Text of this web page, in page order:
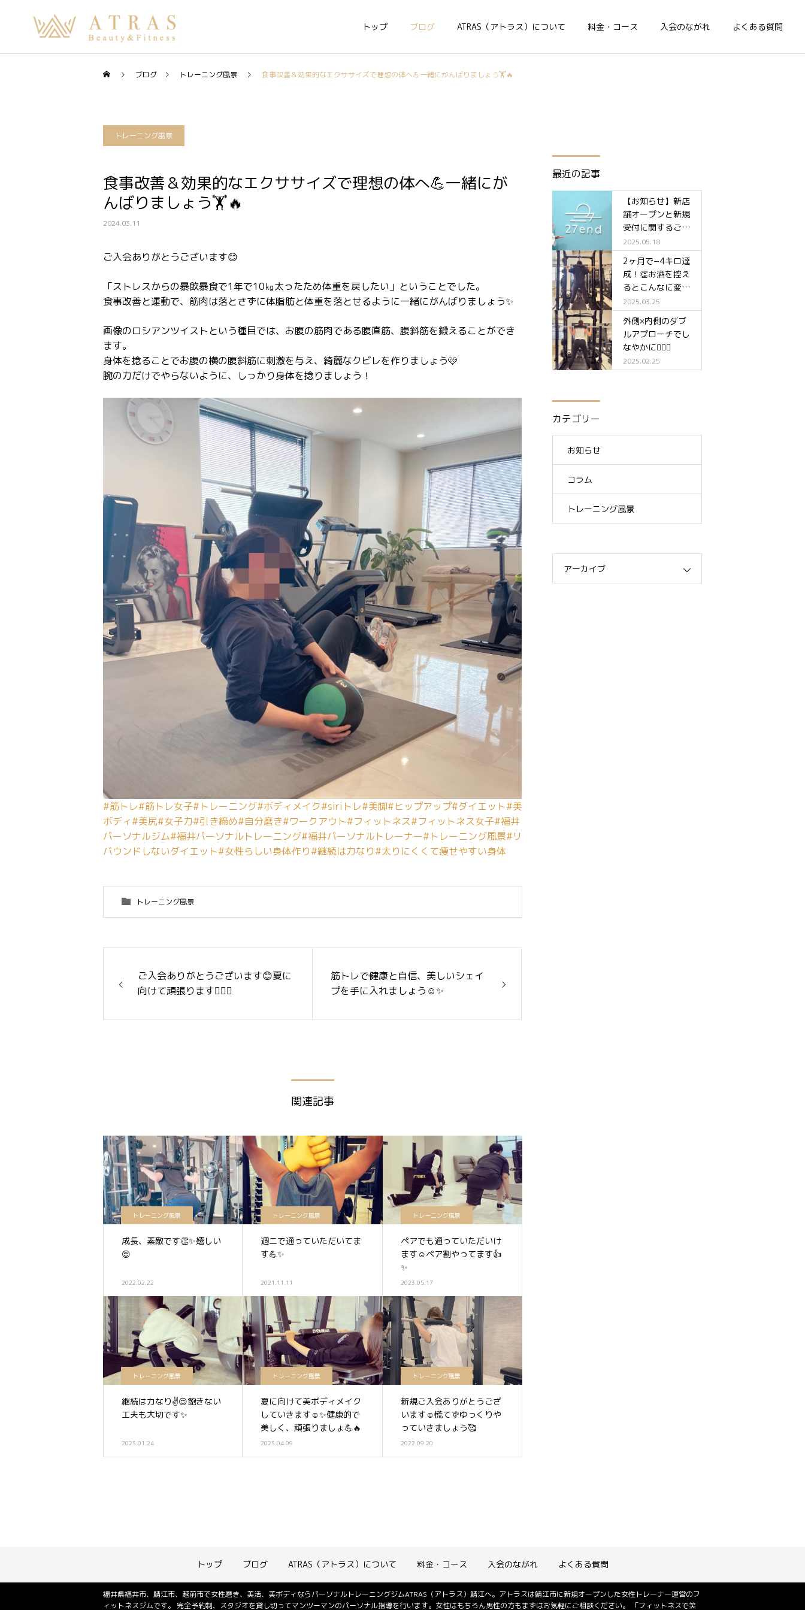
トップ ブログ ATRAS（アトラス）について 料金・コース 入会のながれ よくある質問
ブログ トレーニング風景 食事改善＆効果的なエクササイズで理想の体へ💪一緒にがんばりましょう🏋️🔥
トレーニング風景
食事改善＆効果的なエクササイズで理想の体へ💪一緒にが
んばりましょう🏋️🔥
2024.03.11
ご入会ありがとうございます😊
「ストレスからの暴飲暴食で1年で10㎏太ったため体重を戻したい」ということでした。
食事改善と運動で、筋肉は落とさずに体脂肪と体重を落とせるように一緒にがんばりましょう✨
画像のロシアンツイストという種目では、お腹の筋肉である腹直筋、腹斜筋を鍛えることができ
ます。
身体を捻ることでお腹の横の腹斜筋に刺激を与え、綺麗なクビレを作りましょう🩷
腕の力だけでやらないように、しっかり身体を捻りましょう！
#筋トレ#筋トレ女子#トレーニング#ボディメイク#siriトレ#美脚#ヒップアップ#ダイエット#美
ボディ#美尻#女子力#引き締め#自分磨き#ワークアウト#フィットネス#フィットネス女子#福井
パーソナルジム#福井パーソナルトレーニング#福井パーソナルトレーナー#トレーニング風景#リ
バウンドしないダイエット#女性らしい身体作り#継続は力なり#太りにくくて痩せやすい身体
トレーニング風景
ご入会ありがとうございます😊夏に
向けて頑張ります🏋️‍♀️✨
筋トレで健康と自信、美しいシェイ
プを手に入れましょう☺️✨
関連記事
トレーニング風景
成長、素敵です👏✨嬉しい
😌
2022.02.22
トレーニング風景
週二で通っていただいてま
す💪✨
2021.11.11
トレーニング風景
ペアでも通っていただいけ
ます☺️ペア割やってます👍
✨
2023.05.17
トレーニング風景
継続は力なり✌️😌飽きない
工夫も大切です✨
2023.01.24
トレーニング風景
夏に向けて美ボディメイク
していきます☺️✨健康的で
美しく、頑張りましょ💪🔥
2023.04.09
トレーニング風景
新規ご入会ありがとうござ
います☺️慌てずゆっくりや
っていきましょう🥰
2022.09.20
最近の記事
【お知らせ】新店
舗オープンと新規
受付に関するご案
内✨
2025.05.18
2ヶ月で−4キロ達
成！👏お酒を控え
るとこんなに変わ
る✨
2025.03.25
外側×内側のダブ
ルアプローチでし
なやかに🧘‍♀️✨
2025.02.25
カテゴリー
お知らせ
コラム
トレーニング風景
アーカイブ
トップ ブログ ATRAS（アトラス）について 料金・コース 入会のながれ よくある質問
福井県福井市、鯖江市、越前市で女性磨き、美活、美ボディならパーソナルトレーニングジムATRAS（アトラス）鯖江へ。アトラスは鯖江市に新規オープンした女性トレーナー運営のフ
ィットネスジムです。 完全予約制、スタジオを貸し切ってマンツーマンのパーソナル指導を行います。女性はもちろん男性の方もまずはお気軽にご相談ください。 「フィットネスで笑